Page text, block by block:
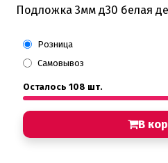
Подложка 3мм д30 белая
Розница
Самовывоз
Осталось 108 шт.
В